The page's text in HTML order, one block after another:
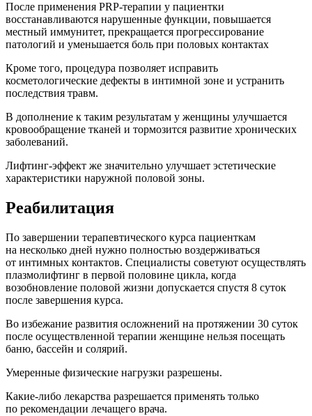
После применения PRP-терапии у пациентки
восстанавливаются нарушенные функции, повышается
местный иммунитет, прекращается прогрессирование
патологий и уменьшается боль при половых контактах
Кроме того, процедура позволяет исправить
косметологические дефекты в интимной зоне и устранить
последствия травм.
В дополнение к таким результатам у женщины улучшается
кровообращение тканей и тормозится развитие хронических
заболеваний.
Лифтинг-эффект же значительно улучшает эстетические
характеристики наружной половой зоны.
Реабилитация
По завершении терапевтического курса пациенткам
на несколько дней нужно полностью воздерживаться
от интимных контактов. Специалисты советуют осуществлять
плазмолифтинг в первой половине цикла, когда
возобновление половой жизни допускается спустя 8 суток
после завершения курса.
Во избежание развития осложнений на протяжении 30 суток
после осуществленной терапии женщине нельзя посещать
баню, бассейн и солярий.
Умеренные физические нагрузки разрешены.
Какие-либо лекарства разрешается применять только
по рекомендации лечащего врача.